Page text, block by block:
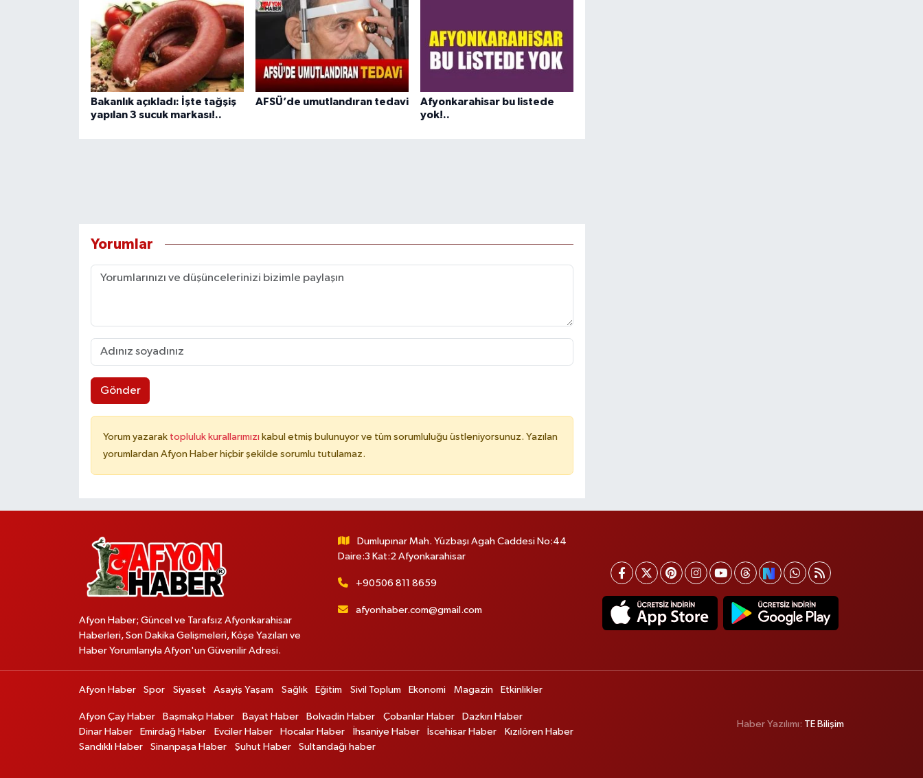
Bakanlık açıkladı: İşte tağşiş
yapılan 3 sucuk markası!..
AFSÜ’de umutlandıran tedavi
Afyonkarahisar bu listede
yok!..
Yorumlar
Gönder
Yorum yazarak topluluk kurallarımızı kabul etmiş bulunuyor ve tüm sorumluluğu üstleniyorsunuz. Yazılan
yorumlardan Afyon Haber hiçbir şekilde sorumlu tutulamaz.
Afyon Haber; Güncel ve Tarafsız Afyonkarahisar
Haberleri, Son Dakika Gelişmeleri, Köşe Yazıları ve
Haber Yorumlarıyla Afyon'un Güvenilir Adresi.
Dumlupınar Mah. Yüzbaşı Agah Caddesi No:44
Daire:3 Kat:2 Afyonkarahisar
+90506 811 8659
afyonhaber.com@gmail.com
Afyon Haber Spor Siyaset Asayiş Yaşam Sağlık Eğitim Sivil Toplum Ekonomi Magazin Etkinlikler
Afyon Çay Haber Başmakçı Haber Bayat Haber Bolvadin Haber Çobanlar Haber
Dazkırı Haber
Dinar Haber
Emirdağ Haber Evciler Haber Hocalar Haber İhsaniye Haber İscehisar Haber
Kızılören Haber
Sandıklı Haber
Sinanpaşa Haber Şuhut Haber Sultandağı haber
Haber Yazılımı: TE Bilişim